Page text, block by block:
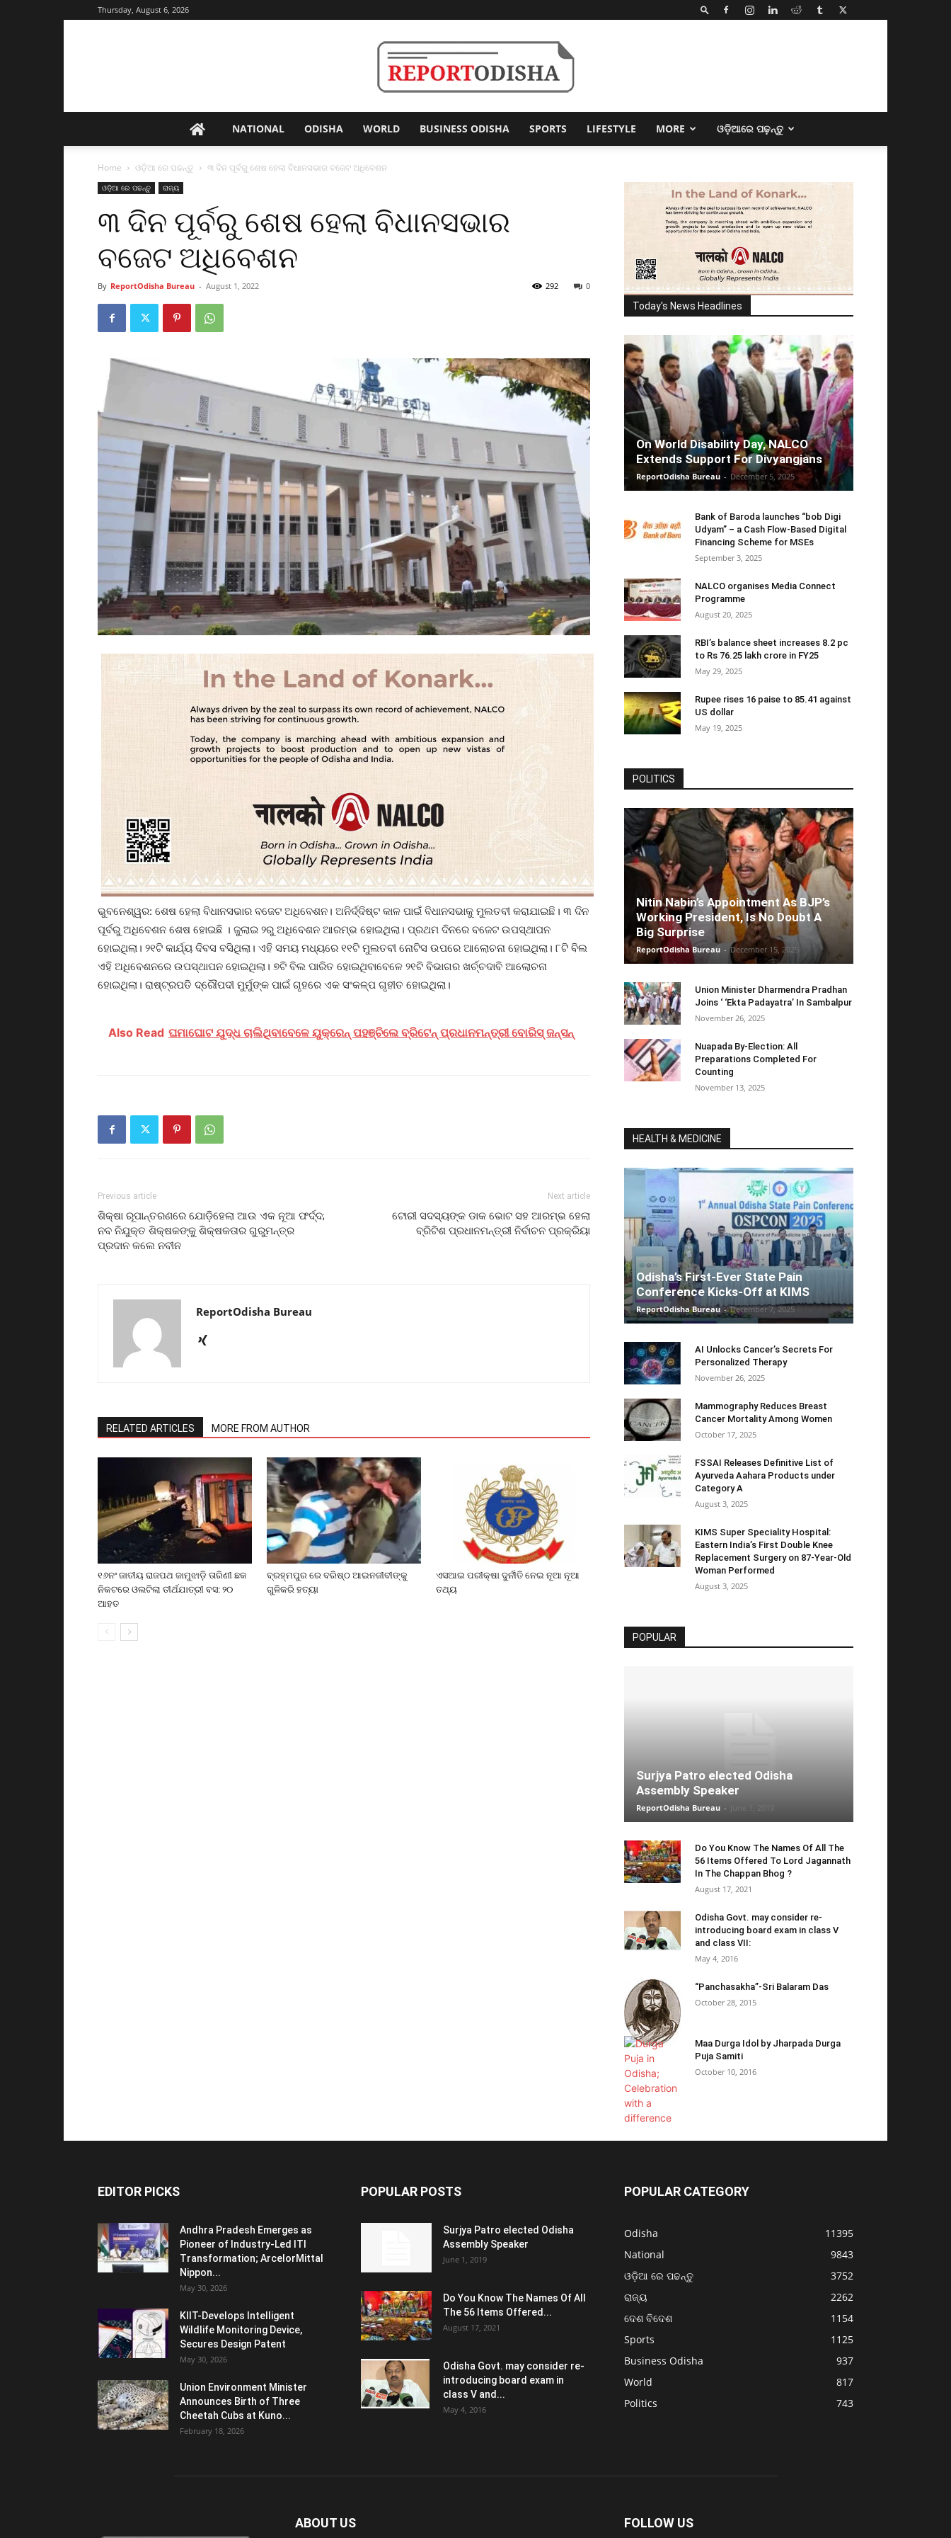
Thursday, August 6, 2026
Odisha
NATIONAL ODISHA WORLD BUSINESS ODISHA SPORTS LIFESTYLE MORE ଓଡ଼ିଆରେ ପଢ଼ନ୍ତୁ
Home ଓଡ଼ିଆ ରେ ପଢନ୍ତୁ ୩ ଦିନ ପୂର୍ବରୁ ଶେଷ ହେଲା ବିଧାନସଭାର ବଜେଟ ଅଧିବେଶନ
ଓଡ଼ିଆ ରେ ପଢନ୍ତୁ ରାଜ୍ୟ
୩ ଦିନ ପୂର୍ବରୁ ଶେଷ ହେଲା ବିଧାନସଭାର
ବଜେଟ ଅଧିବେଶନ
By ReportOdisha Bureau - August 1, 2022 0
292
ଭୁବନେଶ୍ୱର: ଶେଷ ହେଲା ବିଧାନସଭାର ବଜେଟ ଅଧିବେଶନ। ଅନିର୍ଦ୍ଦିଷ୍ଟ କାଳ ପାଇଁ ବିଧାନସଭାକୁ ମୁଲତବୀ କରାଯାଇଛି। ୩ ଦିନ
ପୂର୍ବରୁ ଅଧିବେଶନ ଶେଷ ହୋଇଛି । ଜୁଲାଇ ୨ରୁ ଅଧିବେଶନ ଆରମ୍ଭ ହୋଇଥିଲା। ପ୍ରଥମ ଦିନରେ ବଜେଟ ଉପସ୍ଥାପନ
ହୋଇଥିଲା। ୨୧ଟି କାର୍ଯ୍ୟ ଦିବସ ବସିଥିଲା। ଏହି ସମୟ ମଧ୍ୟରେ ୧୧ଟି ମୁଲତବୀ ନୋଟିସ ଉପରେ ଆଲୋଚନା ହୋଇଥିଲା। ୮ଟି ବିଲ
ଏହି ଅଧିବେଶନରେ ଉପସ୍ଥାପନ ହୋଇଥିଲା। ୭ଟି ବିଲ ପାରିତ ହୋଇଥିବାବେଳେ ୨୧ଟି ବିଭାଗର ଖର୍ଚ୍ଚଦାବି ଆଲୋଚନା
ହୋଇଥିଲା। ରାଷ୍ଟ୍ରପତି ଦ୍ରୌପଦୀ ମୁର୍ମୁଙ୍କ ପାଇଁ ଗୃହରେ ଏକ ସଂକଳ୍ପ ଗୃହୀତ ହୋଇଥିଲା।
Also Read ଘମାଘୋଟ ଯୁଦ୍ଧ ଚାଲିଥିବାବେଳେ ୟୁକ୍ରେନ୍‌ ପହଞ୍ଚିଲେ ବ୍ରିଟେନ୍‌ ପ୍ରଧାନମନ୍ତ୍ରୀ ବୋରିସ୍‌ ଜନ୍‌ସନ୍‌
Previous article
ଶିକ୍ଷା ରୂପାନ୍ତରଣରେ ଯୋଡ଼ିହେଲା ଆଉ ଏକ ନୂଆ ଫର୍ଦ୍ଦ;
ନବ ନିଯୁକ୍ତ ଶିକ୍ଷକଙ୍କୁ ଶିକ୍ଷକତାର ଗୁରୁମନ୍ତ୍ର
ପ୍ରଦାନ କଲେ ନବୀନ
Next article
ଟୋରୀ ସଦସ୍ୟଙ୍କ ଡାକ ଭୋଟ ସହ ଆରମ୍ଭ ହେଲା
ବ୍ରିଟିଶ ପ୍ରଧାନମନ୍ତ୍ରୀ ନିର୍ବାଚନ ପ୍ରକ୍ରିୟା
ReportOdisha Bureau
RELATED ARTICLES MORE FROM AUTHOR
୧୬ନଂ ଜାତୀୟ ରାଜପଥ ଜାମୁଝାଡ଼ି ତାରିଣୀ ଛକ
ନିକଟରେ ଓଲଟିଲା ତୀର୍ଥଯାତ୍ରୀ ବସ: ୨୦
ଆହତ
ବ୍ରହ୍ମପୁର ରେ ବରିଷ୍ଠ ଆଇନଜୀବୀଙ୍କୁ
ଗୁଳିକରି ହତ୍ୟା
ଏସଆଇ ପରୀକ୍ଷା ଦୁର୍ନୀତି ନେଇ ନୂଆ ନୂଆ
ତଥ୍ୟ
Today's News Headlines
On World Disability Day, NALCO
Extends Support For Divyangjans
ReportOdisha Bureau - December 5, 2025
Bank of Baroda launches “bob Digi
Udyam” – a Cash Flow-Based Digital
Financing Scheme for MSEs
September 3, 2025
NALCO organises Media Connect
Programme
August 20, 2025
RBI’s balance sheet increases 8.2 pc
to Rs 76.25 lakh crore in FY25
May 29, 2025
Rupee rises 16 paise to 85.41 against
US dollar
May 19, 2025
POLITICS
Nitin Nabin’s Appointment As BJP’s
Working President, Is No Doubt A
Big Surprise
ReportOdisha Bureau - December 15, 2025
Union Minister Dharmendra Pradhan
Joins ‘ ‘Ekta Padayatra’ In Sambalpur
November 26, 2025
Nuapada By-Election: All
Preparations Completed For
Counting
November 13, 2025
HEALTH & MEDICINE
Odisha’s First-Ever State Pain
Conference Kicks-Off at KIMS
ReportOdisha Bureau - December 7, 2025
AI Unlocks Cancer’s Secrets For
Personalized Therapy
November 26, 2025
Mammography Reduces Breast
Cancer Mortality Among Women
October 17, 2025
FSSAI Releases Definitive List of
Ayurveda Aahara Products under
Category A
August 3, 2025
KIMS Super Speciality Hospital:
Eastern India’s First Double Knee
Replacement Surgery on 87-Year-Old
Woman Performed
August 3, 2025
POPULAR
Surjya Patro elected Odisha
Assembly Speaker
ReportOdisha Bureau -
Do You Know The Names Of All The
56 Items Offered To Lord Jagannath
In The Chappan Bhog ?
August 17, 2021
Odisha Govt. may consider re-
introducing board exam in class V
and class VII:
May 4, 2016
“Panchasakha”-Sri Balaram Das
October 28, 2015
Maa Durga Idol by Jharpada Durga
Puja Samiti
October 10, 2016
EDITOR PICKS
Andhra Pradesh Emerges as
Pioneer of Industry-Led ITI
Transformation; ArcelorMittal
Nippon...
May 30, 2026
KIIT-Develops Intelligent
Wildlife Monitoring Device,
Secures Design Patent
May 30, 2026
Union Environment Minister
Announces Birth of Three
Cheetah Cubs at Kuno...
February 18, 2026
POPULAR POSTS
Surjya Patro elected Odisha
Assembly Speaker
June 1, 2019
Do You Know The Names Of All
The 56 Items Offered...
August 17, 2021
Odisha Govt. may consider re-
introducing board exam in
class V and...
May 4, 2016
POPULAR CATEGORY
Odisha
11395
National
9843
ଓଡ଼ିଆ ରେ ପଢନ୍ତୁ
3752
ରାଜ୍ୟ
2262
ଦେଶ ବିଦେଶ
1154
Sports
1125
Business Odisha
937
World
817
Politics
743
ABOUT US FOLLOW US